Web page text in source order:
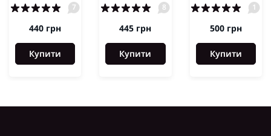
7
440 грн
Купити
8
445 грн
Купити
волосся 100таб.1
500 грн
Купити